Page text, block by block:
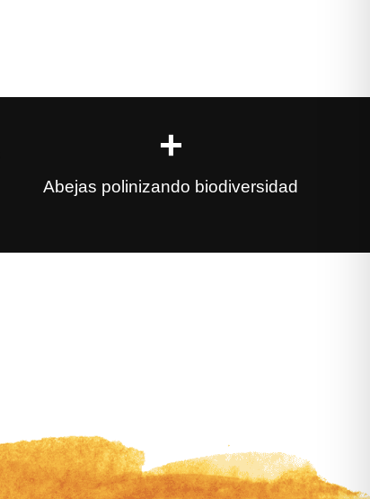
Abejas polinizando biodiversidad
+